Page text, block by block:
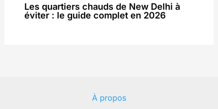
Les quartiers chauds de New Delhi à
éviter : le guide complet en 2026
À propos